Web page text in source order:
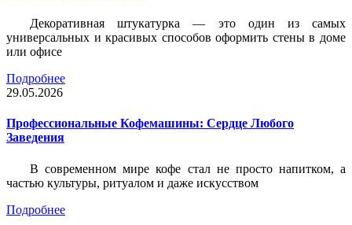
Декоративная штукатурка — это один из самых
универсальных и красивых способов оформить стены в доме
или офисе
Подробнее
29.05.2026
Профессиональные Кофемашины: Сердце Любого
Заведения
В современном мире кофе стал не просто напитком, а
частью культуры, ритуалом и даже искусством
Подробнее